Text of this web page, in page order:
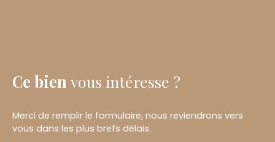
Ce bien vous intéresse ?
Merci de remplir le formulaire, nous reviendrons vers
vous dans les plus brefs délais.